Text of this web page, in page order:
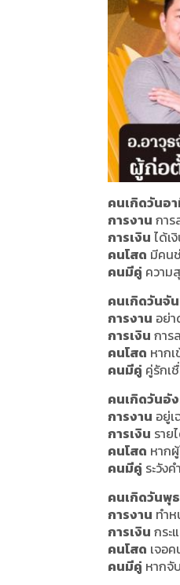
คนเกิดวันอ
การงาน กา
การเงิน ได้เ
คนโสด มีคน
คนมีคู่ ความ
คนเกิดวันจั
การงาน อย่
การเงิน การ
คนโสด หาก
คนมีคู่ คู่รักเ
คนเกิดวันอั
การงาน อยู่เ
การเงิน ราย
คนโสด หาก
คนมีคู่ ระวัง
คนเกิดวันพุธ
การงาน ทำ
การเงิน กระ
คนโสด เจอ
คนมีคู่ หากจั